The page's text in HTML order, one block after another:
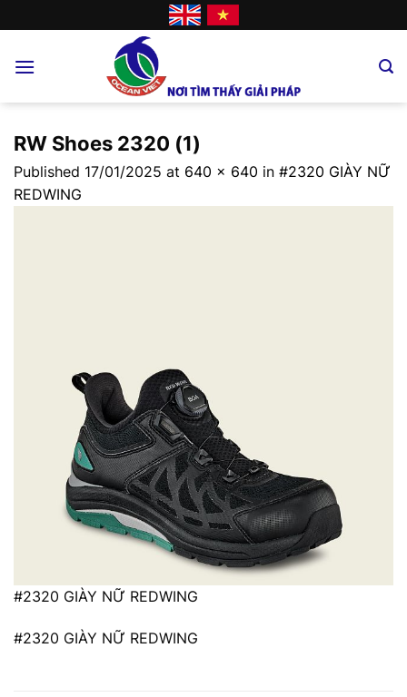
to
RW Shoes 2320 (1)
Published 17/01/2025 at 640 × 640 in #2320 GIÀY NỮ
REDWING
#2320 GIÀY NỮ REDWING
#2320 GIÀY NỮ REDWING